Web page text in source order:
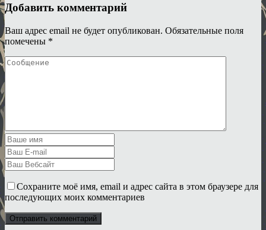
Добавить комментарий
Ваш адрес email не будет опубликован. Обязательные поля
помечены *
Сохраните моё имя, email и адрес сайта в этом браузере для
последующих моих комментариев